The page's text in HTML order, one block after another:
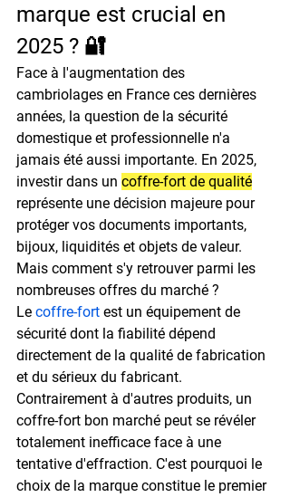
marque est crucial en
2025 ? 🔐
Face à l'augmentation des
cambriolages en France ces dernières
années, la question de la sécurité
domestique et professionnelle n'a
jamais été aussi importante. En 2025,
investir dans un coffre-fort de qualité
représente une décision majeure pour
protéger vos documents importants,
bijoux, liquidités et objets de valeur.
Mais comment s'y retrouver parmi les
nombreuses offres du marché ?
Le coffre-fort est un équipement de
sécurité dont la fiabilité dépend
directement de la qualité de fabrication
et du sérieux du fabricant.
Contrairement à d'autres produits, un
coffre-fort bon marché peut se révéler
totalement inefficace face à une
tentative d'effraction. C'est pourquoi le
choix de la marque constitue le premier